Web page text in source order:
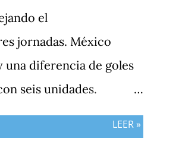
el
jornadas. México
una diferencia de goles
seis unidades.
de -1, mientras
terminó
LEER »